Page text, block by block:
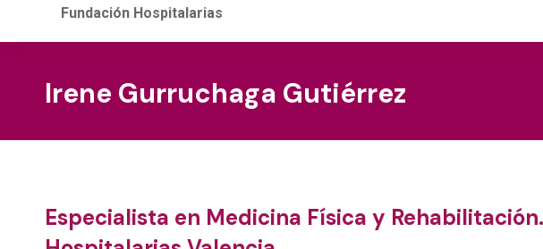
Fundación Hospitalarias
Irene Gurruchaga Gutiérrez
Especialista en Medicina Física y